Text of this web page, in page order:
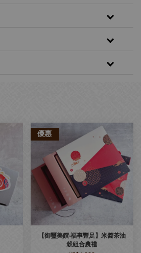
優惠
【御璽美饌‧福事豐足】米醬茶油
穀組合農禮